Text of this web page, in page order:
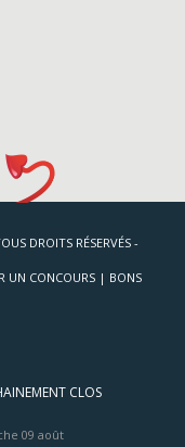
DROITS RÉSERVÉS -
UN CONCOURS | BONS
CLOS
09 août